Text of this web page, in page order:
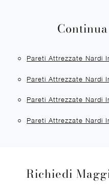
Pareti Attrezzate Nardi
Pareti Attrezzate Nardi
Pareti Attrezzate Nardi
Pareti Attrezzate Nardi
Richiedi